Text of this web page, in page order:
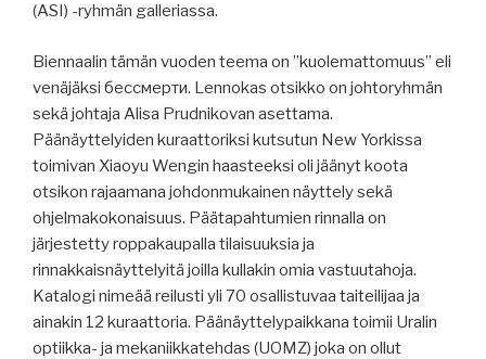
(ASI) -ryhmän galleriassa.
Biennaalin tämän vuoden teema on ”kuolemattomuus” eli
venäjäksi бессмерти. Lennokas otsikko on johtoryhmän
sekä johtaja Alisa Prudnikovan asettama.
Päänäyttelyiden kuraattoriksi kutsutun New Yorkissa
toimivan Xiaoyu Wengin haasteeksi oli jäänyt koota
otsikon rajaamana johdonmukainen näyttely sekä
ohjelmakokonaisuus. Päätapahtumien rinnalla on
järjestetty roppakaupalla tilaisuuksia ja
rinnakkaisnäyttelyitä joilla kullakin omia vastuutahoja.
Katalogi nimeää reilusti yli 70 osallistuvaa taiteilijaa ja
ainakin 12 kuraattoria. Päänäyttelypaikkana toimii Uralin
optiikka- ja mekaniikkatehdas (UOMZ) joka on ollut